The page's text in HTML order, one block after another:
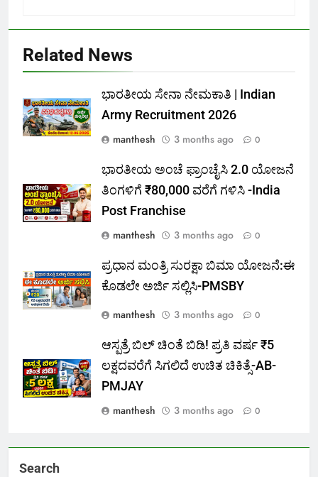
Related News
ಭಾರತೀಯ ಸೇನಾ ನೇಮಕಾತಿ | Indian
Army Recruitment 2026
manthesh
3 months ago 0
ಭಾರತೀಯ ಅಂಚೆ ಫ್ರಾಂಚೈಸಿ 2.0 ಯೋಜನೆ
ತಿಂಗಳಿಗೆ ₹80,000 ವರೆಗೆ ಗಳಿಸಿ -India
Post Franchise
manthesh
3 months ago 0
ಪ್ರಧಾನ ಮಂತ್ರಿ ಸುರಕ್ಷಾ ಬಿಮಾ ಯೋಜನೆ:ಈ
ಕೊಡಲೇ ಅರ್ಜಿ ಸಲ್ಲಿಸಿ-PMSBY
manthesh
3 months ago 0
ಆಸ್ಪತ್ರೆ ಬಿಲ್ ಚಿಂತೆ ಬಿಡಿ! ಪ್ರತಿ ವರ್ಷ ₹5
ಲಕ್ಷದವರೆಗೆ ಸಿಗಲಿದೆ ಉಚಿತ ಚಿಕಿತ್ಸೆ-AB-
PMJAY
manthesh
3 months ago 0
Search